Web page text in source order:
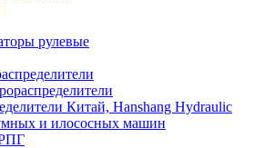
рулевые
Китай, Hanshang Hydraulic
и илососных машин